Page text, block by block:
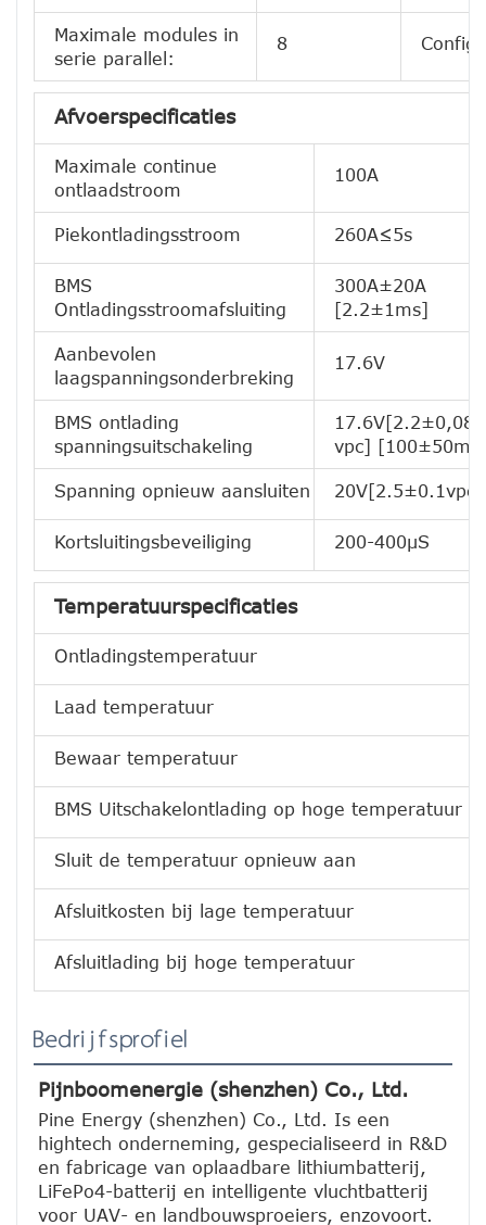
Maximale modules in
serie parallel:
8
Afvoerspecificaties
Maximale continue
ontlaadstroom
100A
Piekontladingsstroom 260A≤5s
BMS
Ontladingsstroomafsluiting
300A±20A
[2.2±1ms]
Aanbevolen
laagspanningsonderbreking
17.6V
BMS ontlading
spanningsuitschakeling
17.6V[2.2±0,08
vpc] [100±50ms]
Spanning opnieuw aansluiten 20V[2.5±0.1vpc]
Kortsluitingsbeveiliging 200-400μS
Temperatuurspecificaties
Ontladingstemperatuur
Laad temperatuur
Bewaar temperatuur
BMS Uitschakelontlading op hoge temperatuur
Sluit de temperatuur opnieuw aan
Afsluitkosten bij lage temperatuur
Afsluitlading bij hoge temperatuur
Bedrijfsprofiel
Pijnboomenergie (shenzhen) Co., Ltd.
Pine Energy (shenzhen) Co., Ltd. Is een
hightech onderneming, gespecialiseerd in R&D
en fabricage van oplaadbare lithiumbatterij,
LiFePo4-batterij en intelligente vluchtbatterij
voor UAV- en landbouwsproeiers, enzovoort.